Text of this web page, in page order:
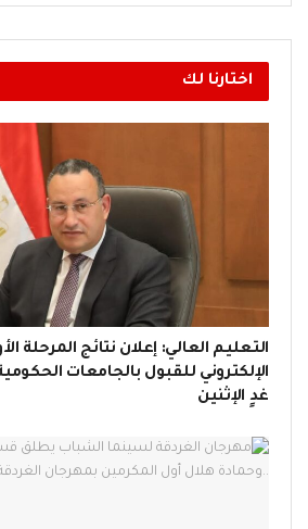
اختارنا لك
التعليم العالي: إعلان نتائج المرحلة
الإلكتروني للقبول بالجامعات
غدٍ الإثنين